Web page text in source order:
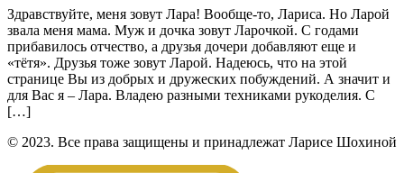
Здравствуйте, меня зовут Лара! Вообще-то, Лариса. Но Ларой
звала меня мама. Муж и дочка зовут Ларочкой. С годами
прибавилось отчество, а друзья дочери добавляют еще и
«тётя». Друзья тоже зовут Ларой. Надеюсь, что на этой
странице Вы из добрых и дружеских побуждений. А значит и
для Вас я – Лара. Владею разными техниками рукоделия. С
[…]
© 2023. Все права защищены и принадлежат Ларисе Шохиной